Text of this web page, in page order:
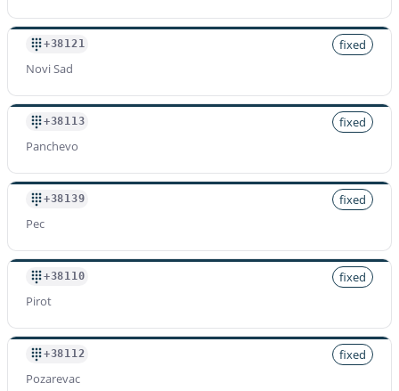
+38121
fixed
Novi Sad
+38113
fixed
Panchevo
+38139
fixed
Pec
+38110
fixed
Pirot
+38112
fixed
Pozarevac